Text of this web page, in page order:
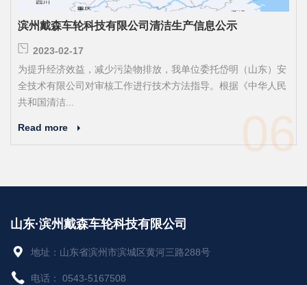
滨州戴森车轮科技有限公司清洁生产信息公示
2023-02-17
为提升经济效益，减少污染物排放，我单位委托岱明（山东）安
全技术有限公司对审核工作进行技术方法指导。根据《中华人民
共和国清洁...
Read more 06
山东·滨州戴森车轮科技有限公司
地址：山东省滨州市滨城区黄河三路288号
电话： 0543-5167508